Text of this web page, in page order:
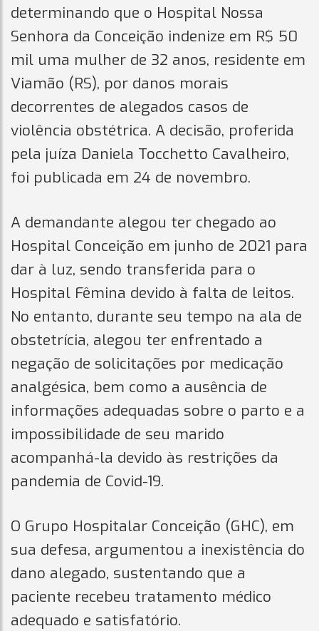
determinando que o Hospital Nossa
Senhora da Conceição indenize em R$ 50
mil uma mulher de 32 anos, residente em
Viamão (RS), por danos morais
decorrentes de alegados casos de
violência obstétrica. A decisão, proferida
pela juíza Daniela Tocchetto Cavalheiro,
foi publicada em 24 de novembro.
A demandante alegou ter chegado ao
Hospital Conceição em junho de 2021 para
dar à luz, sendo transferida para o
Hospital Fêmina devido à falta de leitos.
No entanto, durante seu tempo na ala de
obstetrícia, alegou ter enfrentado a
negação de solicitações por medicação
analgésica, bem como a ausência de
informações adequadas sobre o parto e a
impossibilidade de seu marido
acompanhá-la devido às restrições da
pandemia de Covid-19.
O Grupo Hospitalar Conceição (GHC), em
sua defesa, argumentou a inexistência do
dano alegado, sustentando que a
paciente recebeu tratamento médico
adequado e satisfatório.